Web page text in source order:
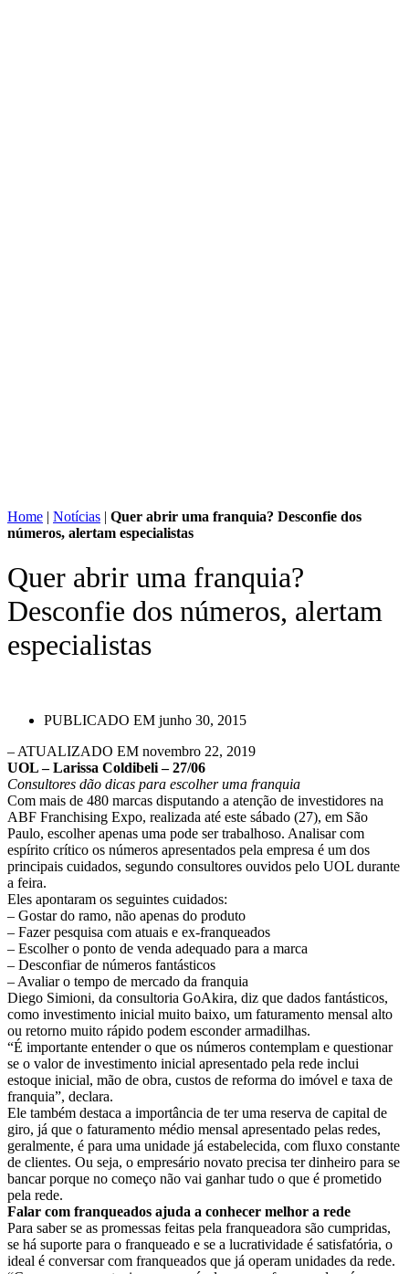
Home | Notícias | Quer abrir uma franquia? Desconfie dos
números, alertam especialistas
Quer abrir uma franquia?
Desconfie dos números, alertam
especialistas
PUBLICADO EM junho 30, 2015
– ATUALIZADO EM novembro 22, 2019
UOL – Larissa Coldibeli – 27/06
Consultores dão dicas para escolher uma franquia
Com mais de 480 marcas disputando a atenção de investidores na
ABF Franchising Expo, realizada até este sábado (27), em São
Paulo, escolher apenas uma pode ser trabalhoso. Analisar com
espírito crítico os números apresentados pela empresa é um dos
principais cuidados, segundo consultores ouvidos pelo UOL durante
a feira.
Eles apontaram os seguintes cuidados:
– Gostar do ramo, não apenas do produto
– Fazer pesquisa com atuais e ex-franqueados
– Escolher o ponto de venda adequado para a marca
– Desconfiar de números fantásticos
– Avaliar o tempo de mercado da franquia
Diego Simioni, da consultoria GoAkira, diz que dados fantásticos,
como investimento inicial muito baixo, um faturamento mensal alto
ou retorno muito rápido podem esconder armadilhas.
“É importante entender o que os números contemplam e questionar
se o valor de investimento inicial apresentado pela rede inclui
estoque inicial, mão de obra, custos de reforma do imóvel e taxa de
franquia”, declara.
Ele também destaca a importância de ter uma reserva de capital de
giro, já que o faturamento médio mensal apresentado pelas redes,
geralmente, é para uma unidade já estabelecida, com fluxo constante
de clientes. Ou seja, o empresário novato precisa ter dinheiro para se
bancar porque no começo não vai ganhar tudo o que é prometido
pela rede.
Falar com franqueados ajuda a conhecer melhor a rede
Para saber se as promessas feitas pela franqueadora são cumpridas,
se há suporte para o franqueado e se a lucratividade é satisfatória, o
ideal é conversar com franqueados que já operam unidades da rede.